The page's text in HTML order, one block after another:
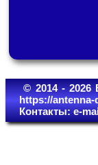
© 2014 - 2026
https://antenna-
Контакты: e-